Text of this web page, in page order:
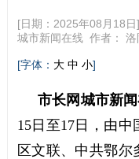
[日期：2025年08月18
城市新闻在线作者： 洛
[字体： 大 中 小]
市长网城市新闻
15日至17日，由
区文联、中共鄂尔